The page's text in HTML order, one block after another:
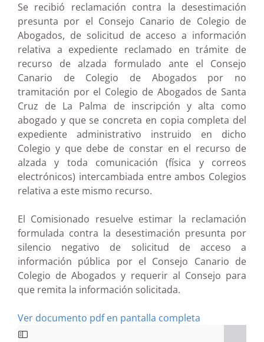
Se recibió reclamación contra la desestimación
presunta por el Consejo Canario de Colegio de
Abogados, de solicitud de acceso a información
relativa a expediente reclamado en trámite de
recurso de alzada formulado ante el Consejo
Canario de Colegio de Abogados por no
tramitación por el Colegio de Abogados de Santa
Cruz de La Palma de inscripción y alta como
abogado y que se concreta en copia completa del
expediente administrativo instruido en dicho
Colegio y que debe de constar en el recurso de
alzada y toda comunicación (física y correos
electrónicos) intercambiada entre ambos Colegios
relativa a este mismo recurso.
El Comisionado resuelve estimar la reclamación
formulada contra la desestimación presunta por
silencio negativo de solicitud de acceso a
información pública por el Consejo Canario de
Colegio de Abogados y requerir al Consejo para
que remita la información solicitada.
Ver documento pdf en pantalla completa